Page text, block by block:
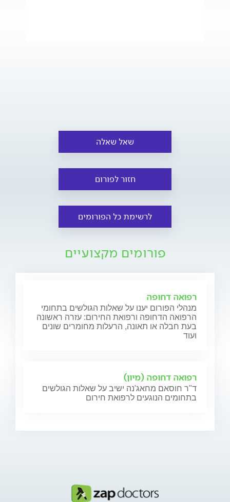
שאל שאלה
חזור לפורום
לרשימת כל הפורומים
פורומים מקצועיים
רפואה דחופה
מנהלי הפורום יענו על שאלות הגולשים בתחומי
הרפואה הדחופה ורפואת החירום: עזרה ראשונה
בעת חבלה או תאונה, הרעלות מחומרים שונים
ועוד
רפואה דחופה (מיון)
ד"ר חוסאם מחאג'נה ישיב על שאלות הגולשים
בתחומים הנוגעים לרפואת חירום